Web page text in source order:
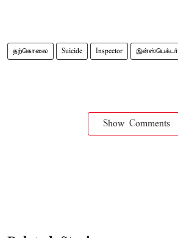
தற்கொலை Suicide Inspector இன்ஸ்பெக்டர்
Show Comments